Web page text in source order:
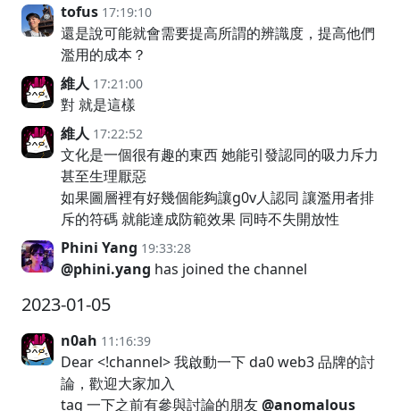
tofus 17:19:10
還是說可能就會需要提高所謂的辨識度，提高他們
濫用的成本？
維人 17:21:00
對 就是這樣
維人 17:22:52
文化是一個很有趣的東西 她能引發認同的吸力斥力
甚至生理厭惡
如果圖層裡有好幾個能夠讓g0v人認同 讓濫用者排
斥的符碼 就能達成防範效果 同時不失開放性
Phini Yang 19:33:28
@phini.yang has joined the channel
2023-01-05
n0ah 11:16:39
Dear <!channel> 我啟動一下 da0 web3 品牌的討
論，歡迎大家加入
tag 一下之前有參與討論的朋友@anomalous